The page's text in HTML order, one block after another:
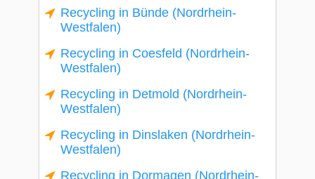
Recycling in Bünde (Nordrhein-
Westfalen)
Recycling in Coesfeld (Nordrhein-
Westfalen)
Recycling in Detmold (Nordrhein-
Westfalen)
Recycling in Dinslaken (Nordrhein-
Westfalen)
Recycling in Dormagen (Nordrhein-